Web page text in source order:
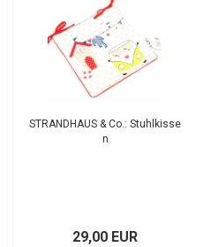
STRANDHAUS & Co.: Stuhlkisse
n
29,00 EUR